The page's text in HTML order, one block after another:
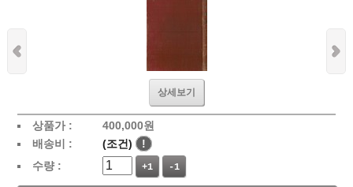
상세보기
상품가 : 400,000원
배송비 :
(조건)
!
수량 :
+1 -1